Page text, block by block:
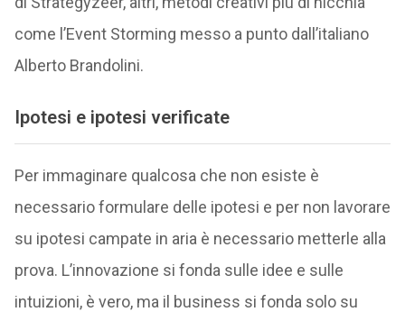
come l’Event Storming messo a punto dall’italiano
Alberto Brandolini.
Ipotesi e ipotesi verificate
Per immaginare qualcosa che non esiste è
necessario formulare delle ipotesi e per non lavorare
su ipotesi campate in aria è necessario metterle alla
prova. L’innovazione si fonda sulle idee e sulle
intuizioni, è vero, ma il business si fonda solo su